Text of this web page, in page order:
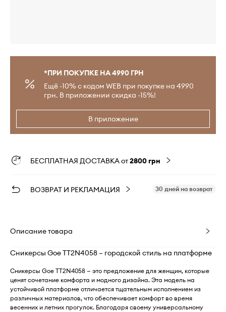
*ПРИ ПОКУПКЕ НА 4990 ГРН
Ещё -10% с кодом WEB при покупке на 4990
грн. В приложении скидка -15%!
В приложение
БЕСПЛАТНАЯ ДОСТАВКА от2800 грн
ВОЗВРАТ И РЕКЛАМАЦИЯ 30 дней на возврат
Описание товара
Сникерсы Goe TT2N4058 – городской стиль на платформе
Сникерсы Goe TT2N4058 — это предложение для женщин, которые
ценят сочетание комфорта и модного дизайна. Эта модель на
устойчивой платформе отличается тщательным исполнением из
различных материалов, что обеспечивает комфорт во время
весенних и летних прогулок. Благодаря своему универсальному